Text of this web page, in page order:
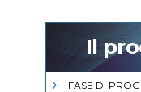
Il
FASE DI